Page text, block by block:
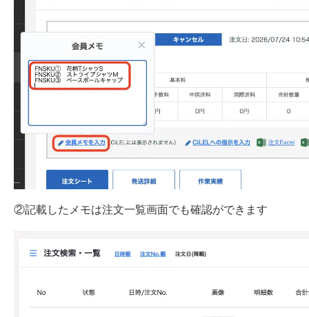
②記載したメモは注文一覧画面でも確認ができます